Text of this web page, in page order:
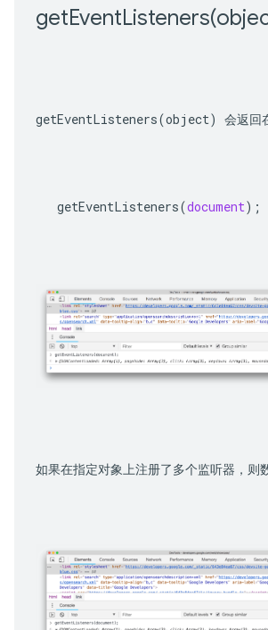
getEventListeners(
getEventListeners(object) 会返回
getEventListeners(document);
如果在指定对象上注册了多个监听器，